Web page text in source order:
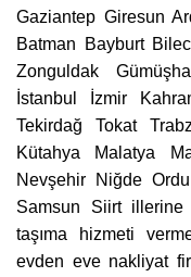
Gaziantep Giresun
Batman Bayburt
Zonguldak
İstanbul İzmir
Tekirdağ Tokat
Kütahya Malatya
Nevşehir Niğde
Samsun Siirt illerine
taşıma hizmeti
evden eve nakliyat